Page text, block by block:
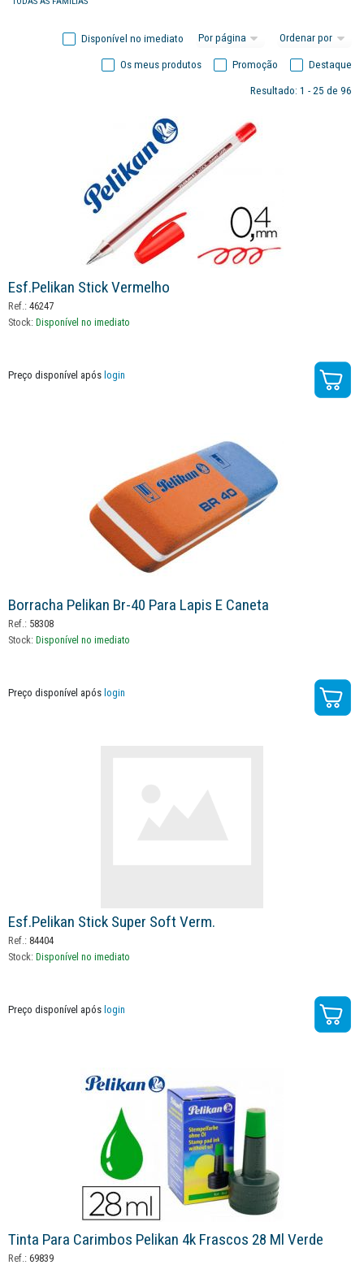
Recargas / acessórios (15)
Disponível no imediato
Destaque
Promoção
Os meus produtos
Resultado: 1 - 25 de 96
Esf.pelikan Stick Vermelho
Ref.: 46247
Stock: Disponível no imediato
Preço disponível após login
Borracha Pelikan Br-40 Para Lapis E Caneta
Ref.: 58308
Stock: Disponível no imediato
Preço disponível após login
Esf.pelikan Stick Super Soft Verm.
Ref.: 84404
Stock: Disponível no imediato
Preço disponível após login
Tinta Para Carimbos Pelikan 4k Frascos 28 Ml Verde
Ref.: 69839